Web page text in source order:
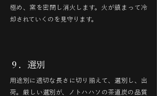
極め、窯を密閉し消火します。火が鎮まって冷
却されていくのを見守ります。
９．選別
用途別に適切な長さに切り揃えて、選別し、出
荷。厳しい選別が、ノトハハソの茶道炭の品質